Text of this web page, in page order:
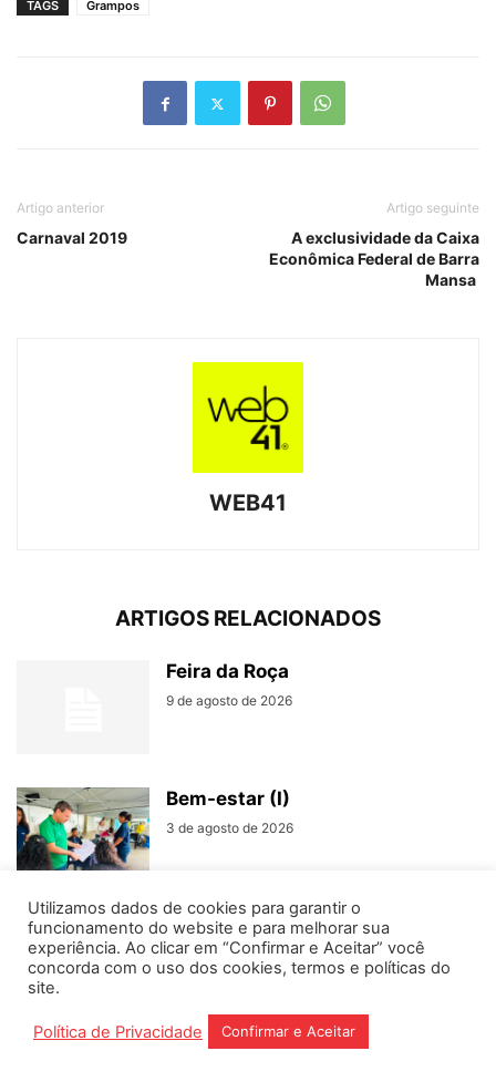
3 de agosto de 2026
27 de julho de 2026
DEIXE UMA RESPOSTA
ENTRE PARA DEIXAR UM COMENTÁRIO
Home Editorias Coluna Social Grampos
Utilizamos dados de cookies para garantir o
funcionamento do website e para melhorar sua
experiência. Ao clicar em “Confirmar e Aceitar” você
concorda com o uso dos cookies, termos e políticas do
site.
Política de Privacidade Confirmar e Aceitar